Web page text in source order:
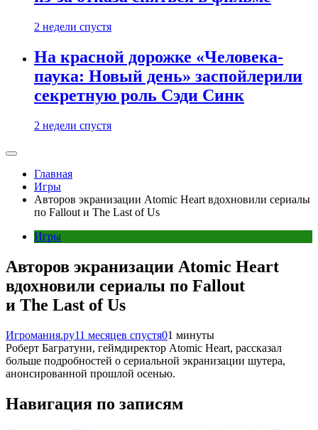
2 недели спустя
На красной дорожке «Человека-
паука: Новый день» заспойлерили
секретную роль Сэди Синк
2 недели спустя
Главная
Игры
Авторов экранизации Atomic Heart вдохновили сериалы
по Fallout и The Last of Us
Игры
Авторов экранизации Atomic Heart
вдохновили сериалы по Fallout
и The Last of Us
Игромания.ру11 месяцев спустя01 минуты
Роберт Багратуни, геймдиректор Atomic Heart, рассказал
больше подробностей о сериальной экранизации шутера,
анонсированной прошлой осенью.
Навигация по записям